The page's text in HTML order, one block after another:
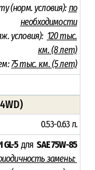
(норм. условия): по
необходимости
условия): 120 тыс.
км. (8 лет)
75 тыс. км. (5 лет)
0.53-0.63 л.
GL-5 дляSAE 75W-85
замены: